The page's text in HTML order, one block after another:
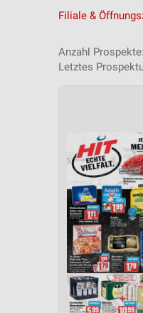
Filiale &
Anzahl
Letztes